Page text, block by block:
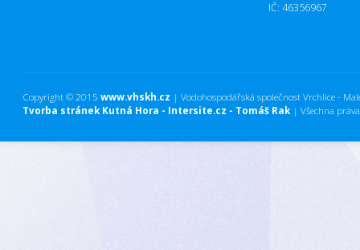
IČ: 46356967
Copyright © 2015 www.vhskh.cz | Vodohospodářská společnost Vrchlice -
Tvorba stránek Kutná Hora - Intersite.cz - Tomáš Rak | Všechna